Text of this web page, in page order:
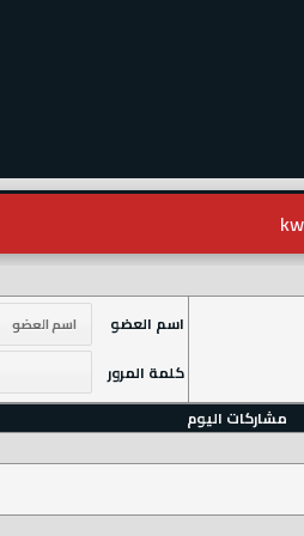
اسم العضو
كلمة المرور
مشاركات اليوم